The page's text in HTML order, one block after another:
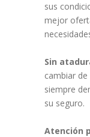
sus
mejor
Sin
cambiar
siempre
su seguro.
Atención